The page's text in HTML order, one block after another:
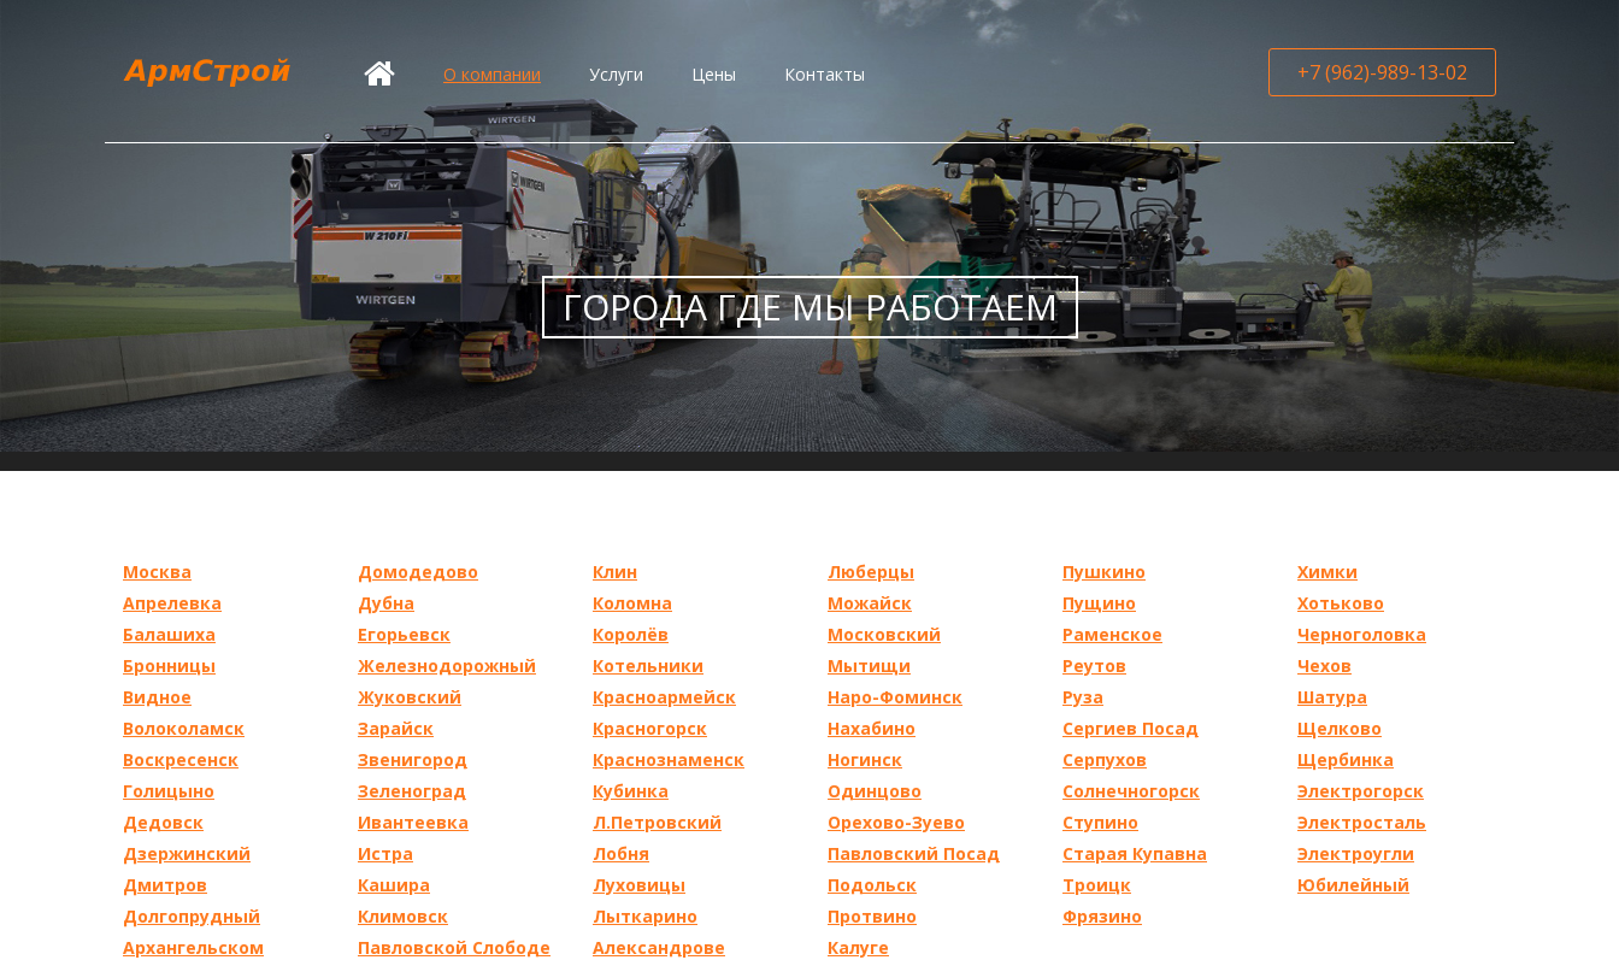
О компании Услуги Цены Контакты +7 (962)-989-13-02
ГОРОДА ГДЕ МЫ РАБОТАЕМ
Москва
Апрелевка
Балашиха
Бронницы
Видное
Волоколамск
Воскресенск
Голицыно
Дедовск
Дзержинский
Дмитров
Долгопрудный
Домодедово
Дубна
Егорьевск
Железнодорожный
Жуковский
Зарайск
Звенигород
Зеленоград
Ивантеевка
Истра
Кашира
Климовск
Клин
Коломна
Королёв
Котельники
Красноармейск
Красногорск
Краснознаменск
Кубинка
Л.Петровский
Лобня
Луховицы
Лыткарино
Люберцы
Можайск
Московский
Мытищи
Наро-Фоминск
Нахабино
Ногинск
Одинцово
Орехово-Зуево
Павловский Посад
Подольск
Протвино
Пушкино
Пущино
Раменское
Реутов
Руза
Сергиев Посад
Серпухов
Солнечногорск
Ступино
Старая Купавна
Троицк
Фрязино
Химки
Хотьково
Черноголовка
Чехов
Шатура
Щелково
Щербинка
Электрогорск
Электросталь
Электроугли
Юбилейный
Архангельском
Павловской Слободе
Александрове
Калуге